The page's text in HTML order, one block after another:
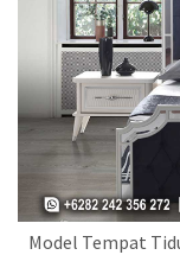
Model Tempat